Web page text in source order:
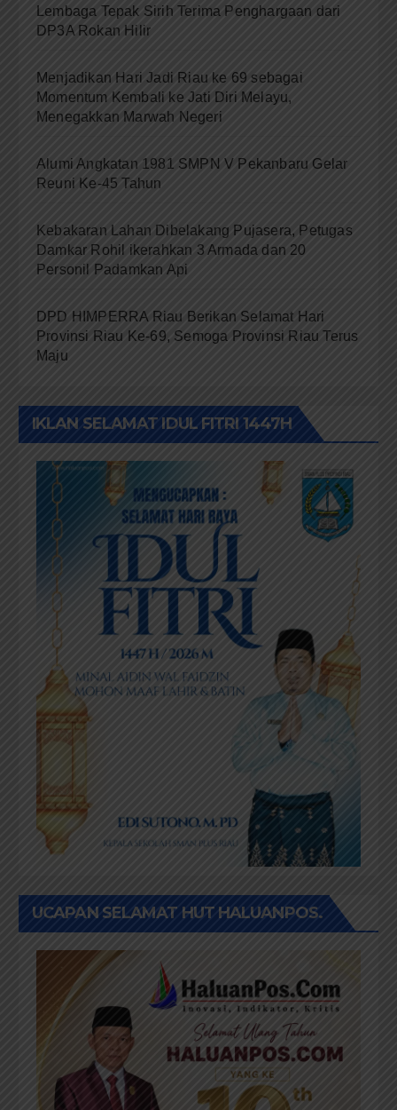
Lembaga Tepak Sirih Terima Penghargaan dari
DP3A Rokan Hilir
Menjadikan Hari Jadi Riau ke 69 sebagai
Momentum Kembali ke Jati Diri Melayu,
Menegakkan Marwah Negeri
Alumi Angkatan 1981 SMPN V Pekanbaru Gelar
Reuni Ke-45 Tahun
Kebakaran Lahan Dibelakang Pujasera, Petugas
Damkar Rohil ikerahkan 3 Armada dan 20
Personil Padamkan Api
DPD HIMPERRA Riau Berikan Selamat Hari
Provinsi Riau Ke-69, Semoga Provinsi Riau Terus
Maju
IKLAN SELAMAT IDUL FITRI 1447H
UCAPAN SELAMAT HUT HALUANPOS.